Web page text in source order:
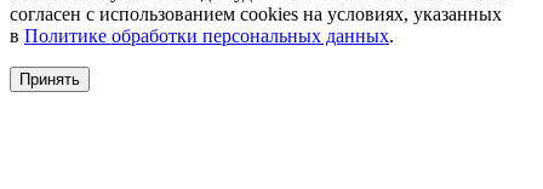
согласен с использованием cookies на условиях, указанных
в Политике обработки персональных данных.
Принять